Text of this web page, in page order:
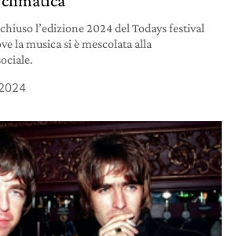
l’edizione 2024 del Todays festival
la musica si è mescolata alla